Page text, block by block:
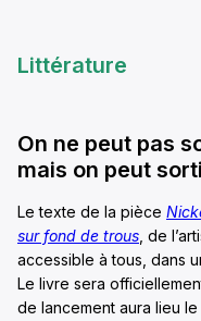
Littérature
On ne peut pas
mais on peut
Le texte de la pièce
sur fond de trous , de
accessible à tous, dans
Le livre sera
de lancement aura lieu